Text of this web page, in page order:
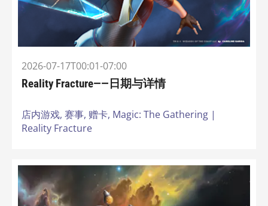
2026-07-17T00:01-07:00
Reality Fracture——日期与详情
店内游戏, 赛事, 赠卡, Magic: The Gathering |
Reality Fracture